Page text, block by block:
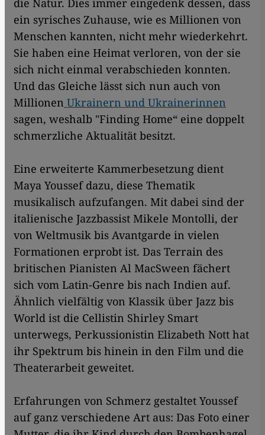
die Natur. Dies immer eingedenk dessen, dass
ein syrisches Zuhause, wie es Millionen von
Menschen kannten, nicht mehr wiederkehrt.
Sie haben eine Heimat verloren, von der sie
sich nicht einmal verabschieden konnten.
Und das Gleiche lässt sich nun auch von
Millionen Ukrainern und Ukrainerinnen
sagen, weshalb "Finding Home“ eine doppelt
schmerzliche Aktualität besitzt.
Eine erweiterte Kammerbesetzung dient
Maya Youssef dazu, diese Thematik
musikalisch aufzufangen. Mit dabei sind der
italienische Jazzbassist Mikele Montolli, der
von Weltmusik bis Avantgarde in vielen
Formationen erprobt ist. Das Terrain des
britischen Pianisten Al MacSween fächert
sich vom Latin-Genre bis nach Indien auf.
Ähnlich vielfältig von Klassik über Jazz bis
World ist die Cellistin Shirley Smart
unterwegs, Perkussionistin Elizabeth Nott hat
ihr Spektrum bis hinein in den Film und die
Theaterarbeit geweitet.
Erfahrungen von Schmerz gestaltet Youssef
auf ganz verschiedene Art aus: Das Foto einer